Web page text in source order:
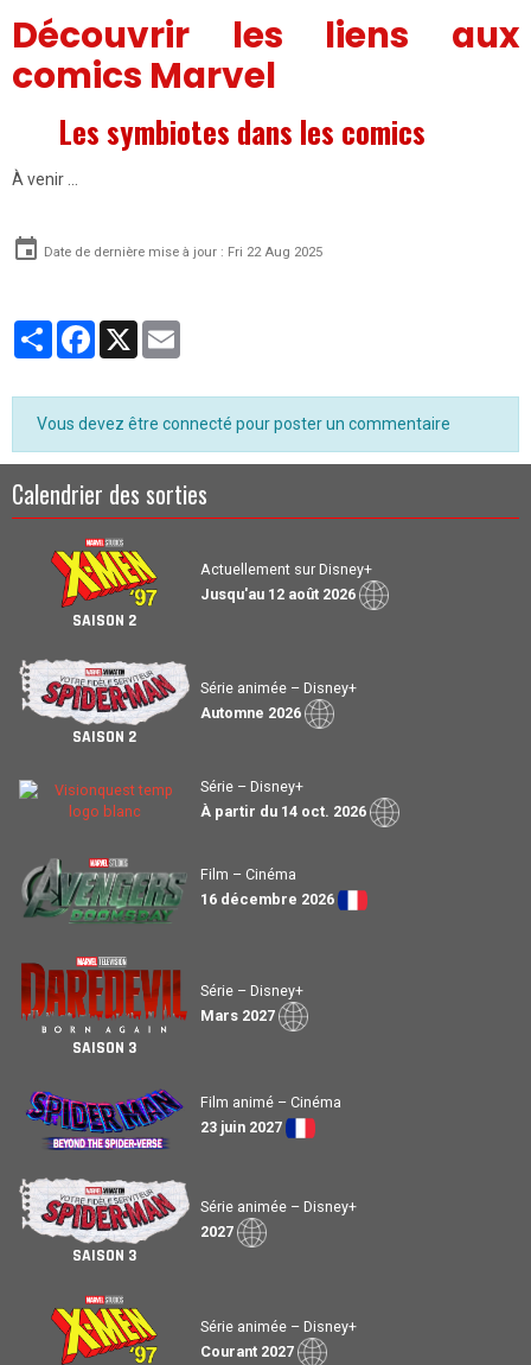
Découvrir les liens aux
comics Marvel
Les symbiotes dans les comics
À venir …
Date de dernière mise à jour : Fri 22 Aug 2025
PartagerFacebook
X
Vous devez être connecté pour poster un commentaire
Calendrier des sorties
SAISON 2
Actuellement sur Disney+
Jusqu'au 12 août 2026
SAISON 2
Série animée – Disney+
Automne 2026
Série – Disney+
À partir du 14 oct. 2026
Film – Cinéma
16 décembre 2026
SAISON 3
Série – Disney+
Mars 2027
Film animé – Cinéma
23 juin 2027
SAISON 3
Série animée – Disney+
2027
Série animée – Disney+
Courant 2027